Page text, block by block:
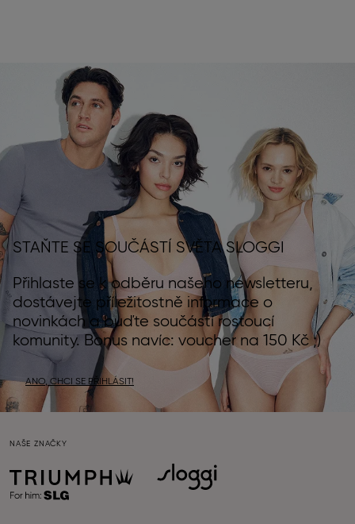
STAŇTE SE SOUČÁSTÍ SVĚTA SLOGGI
Přihlaste se k odběru našeho newsletteru,
dostávejte příležitostně informace o
novinkách a buďte součástí rostoucí
komunity. Bonus navíc: voucher na 150 Kč ;)
ANO, CHCI SE PŘIHLÁSIT!
NAŠE ZNAČKY